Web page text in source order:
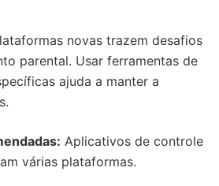
novas trazem desafios
parental. Usar ferramentas de
ajuda a manter a
Aplicativos de controle
várias plataformas.